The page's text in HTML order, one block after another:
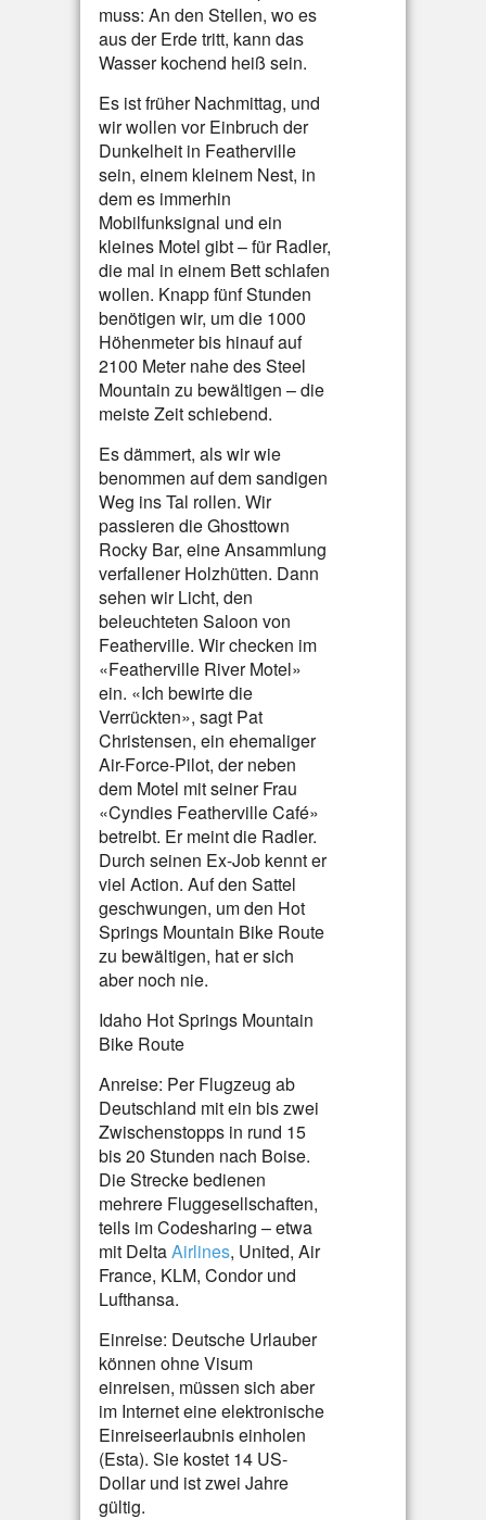
muss: An den Stellen, wo es
aus der Erde tritt, kann das
Wasser kochend heiß sein.
Es ist früher Nachmittag, und
wir wollen vor Einbruch der
Dunkelheit in Featherville
sein, einem kleinem Nest, in
dem es immerhin
Mobilfunksignal und ein
kleines Motel gibt – für Radler,
die mal in einem Bett schlafen
wollen. Knapp fünf Stunden
benötigen wir, um die 1000
Höhenmeter bis hinauf auf
2100 Meter nahe des Steel
Mountain zu bewältigen – die
meiste Zeit schiebend.
Es dämmert, als wir wie
benommen auf dem sandigen
Weg ins Tal rollen. Wir
passieren die Ghosttown
Rocky Bar, eine Ansammlung
verfallener Holzhütten. Dann
sehen wir Licht, den
beleuchteten Saloon von
Featherville. Wir checken im
«Featherville River Motel»
ein. «Ich bewirte die
Verrückten», sagt Pat
Christensen, ein ehemaliger
Air-Force-Pilot, der neben
dem Motel mit seiner Frau
«Cyndies Featherville Café»
betreibt. Er meint die Radler.
Durch seinen Ex-Job kennt er
viel Action. Auf den Sattel
geschwungen, um den Hot
Springs Mountain Bike Route
zu bewältigen, hat er sich
aber noch nie.
Idaho Hot Springs Mountain
Bike Route
Anreise: Per Flugzeug ab
Deutschland mit ein bis zwei
Zwischenstopps in rund 15
bis 20 Stunden nach Boise.
Die Strecke bedienen
mehrere Fluggesellschaften,
teils im Codesharing – etwa
mit DeltaAirlines, United, Air
France, KLM, Condor und
Lufthansa.
Einreise: Deutsche Urlauber
können ohne Visum
einreisen, müssen sich aber
im Internet eine elektronische
Einreiseerlaubnis einholen
(Esta). Sie kostet 14 US-
Dollar und ist zwei Jahre
gültig.